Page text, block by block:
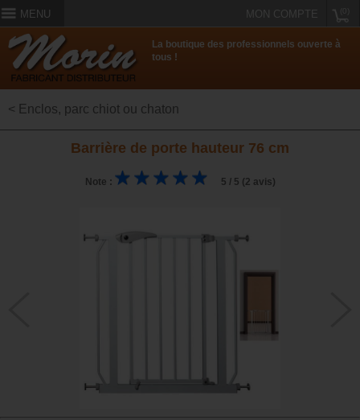
MENU MON COMPTE
La boutique des professionnels ouverte à
tous !
< Enclos, parc chiot ou chaton
Barrière de porte hauteur 76 cm
Note : 5 / 5 (2 avis)